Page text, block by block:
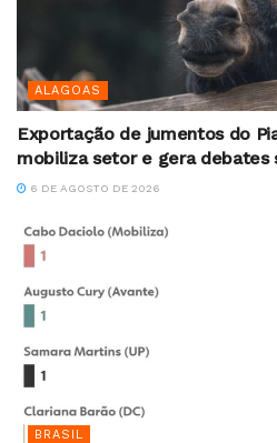
ALAGOAS
Exportação de jumentos do
mobiliza setor e gera debates
6 DE AGOSTO DE 2026
BRASIL